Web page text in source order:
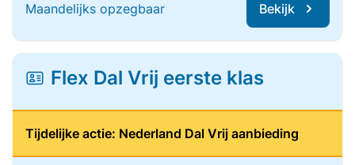
Maandelijks opzegbaar Bekijk
Flex Dal Vrij eerste klas
Tijdelijke actie: Nederland Dal Vrij aanbieding